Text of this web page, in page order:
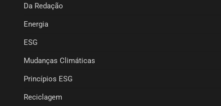
Da Redação
Energia
ESG
Mudanças Climáticas
Princípios ESG
Reciclagem